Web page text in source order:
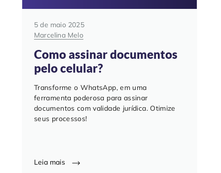
5 de maio 2025
Marcelina Melo
Como assinar documentos
pelo celular?
Transforme o WhatsApp, em uma
ferramenta poderosa para assinar
documentos com validade jurídica. Otimize
seus processos!
Leia mais